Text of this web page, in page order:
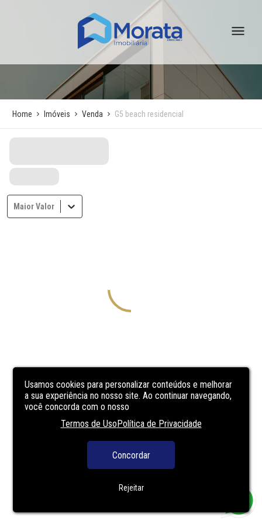
Usamos cookies para personalizar conteúdos e melhorar
a sua experiência no nosso site. Ao continuar navegando,
você concorda com o nosso
Termos de UsoPolítica de Privacidade
Concordar
Rejeitar
Home Imóveis Venda G5 beach residencial
Maior Valor